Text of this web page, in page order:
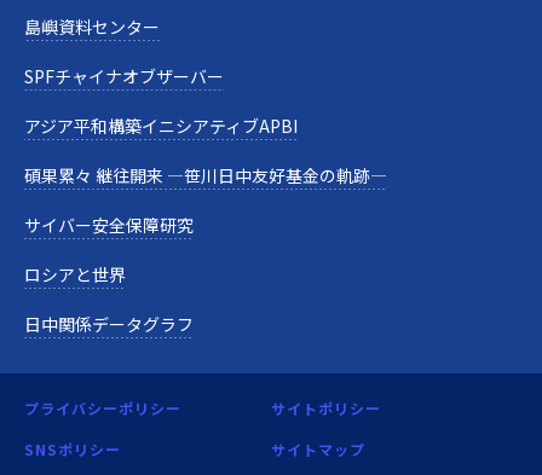
島嶼資料センター
SPFチャイナオブザーバー
アジア平和構築イニシアティブAPBI
碩果累々 継往開来 —笹川日中友好基金の軌跡—
サイバー安全保障研究
ロシアと世界
日中関係データグラフ
プライバシーポリシー
サイトポリシー
SNSポリシー
サイトマップ